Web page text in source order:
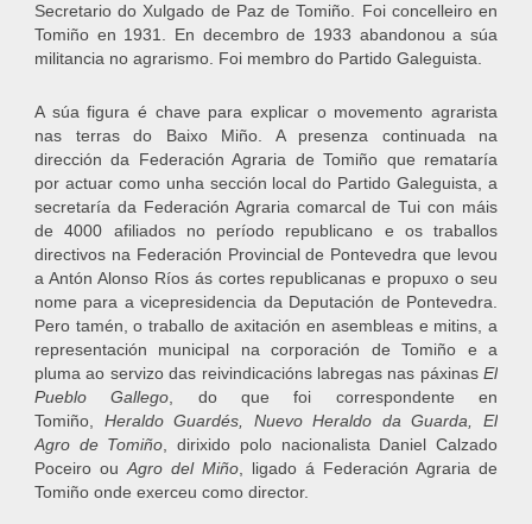
Secretario do Xulgado de Paz de Tomiño. Foi concelleiro en
Tomiño en 1931. En decembro de 1933 abandonou a súa
militancia no agrarismo. Foi membro do Partido Galeguista.
A súa figura é chave para explicar o movemento agrarista
nas terras do Baixo Miño. A presenza continuada na
dirección da Federación Agraria de Tomiño que remataría
por actuar como unha sección local do Partido Galeguista, a
secretaría da Federación Agraria comarcal de Tui con máis
de 4000 afiliados no período republicano e os traballos
directivos na Federación Provincial de Pontevedra que levou
a Antón Alonso Ríos ás cortes republicanas e propuxo o seu
nome para a vicepresidencia da Deputación de Pontevedra.
Pero tamén, o traballo de axitación en asembleas e mitins, a
representación municipal na corporación de Tomiño e a
pluma ao servizo das reivindicacións labregas nas páxinas El
Pueblo Gallego , do que foi correspondente en
Tomiño, Heraldo Guardés, Nuevo Heraldo da Guarda, El
Agro de Tomiño , dirixido polo nacionalista Daniel Calzado
Poceiro ou Agro del Miño , ligado á Federación Agraria de
Tomiño onde exerceu como director.